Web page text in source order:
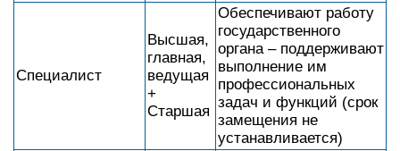
Специалист
Высшая,
главная,
ведущая
+
Старшая
Обеспечивают работу
государственного
органа – поддерживают
выполнение им
профессиональных
задач и функций (срок
замещения не
устанавливается)